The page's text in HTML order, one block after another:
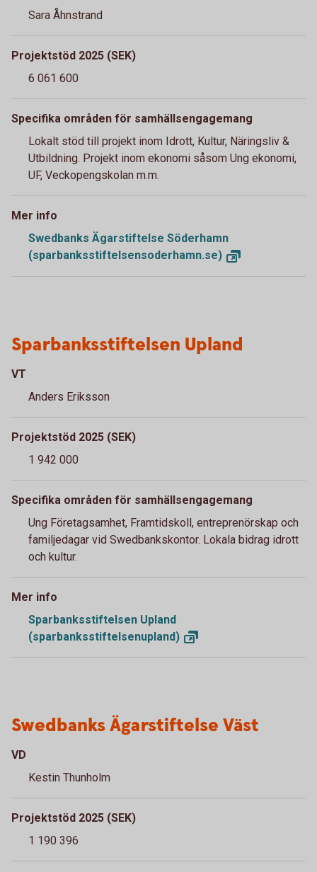
Sara Åhnstrand
Projektstöd 2025 (SEK)
6 061 600
Specifika områden för samhällsengagemang
Lokalt stöd till projekt inom Idrott, Kultur, Näringsliv &
Utbildning. Projekt inom ekonomi såsom Ung ekonomi,
UF, Veckopengskolan m.m.
Mer info
Swedbanks Ägarstiftelse Söderhamn
(sparbanksstiftelsensoderhamn.se)
Sparbanksstiftelsen Upland
VT
Anders Eriksson
Projektstöd 2025 (SEK)
1 942 000
Specifika områden för samhällsengagemang
Ung Företagsamhet, Framtidskoll, entreprenörskap och
familjedagar vid Swedbankskontor. Lokala bidrag idrott
och kultur.
Mer info
Sparbanksstiftelsen Upland
(sparbanksstiftelsenupland)
Swedbanks Ägarstiftelse Väst
VD
Kestin Thunholm
Projektstöd 2025 (SEK)
1 190 396